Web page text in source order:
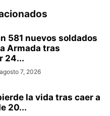
581 nuevos soldados
Armada tras
24...
agosto 7, 2026
la vida tras caer a
20...